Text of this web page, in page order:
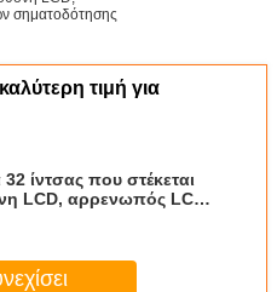
τιμή για
ίντσας που στέκεται
LCD, αρρενωπός LCD